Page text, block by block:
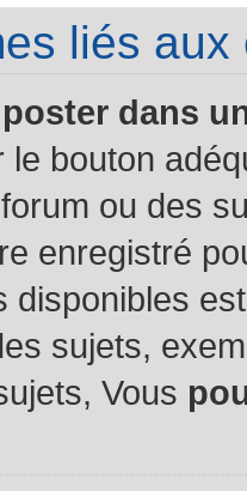
liés
dans
le bouton
ou des
enregistré
disponibles
sujets,
Vous